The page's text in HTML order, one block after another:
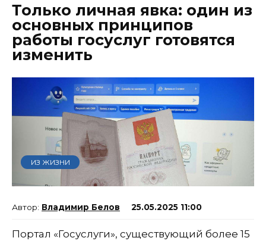
Только личная явка: один из
основных принципов
работы госуслуг готовятся
изменить
ИЗ ЖИЗНИ
Владимир Белов 25.05.2025 11:00
Портал «Госуслуги», существующий более 15